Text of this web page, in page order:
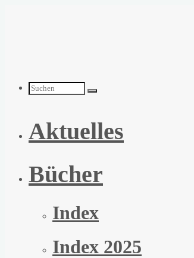
Suchen
nach:
Aktuelles
Bücher
Index
Index 2025